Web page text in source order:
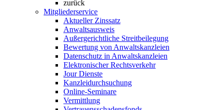
zurück
Mitgliederservice
Aktueller Zinssatz
Anwaltsausweis
Außergerichtliche Streitbeilegung
Bewertung von Anwaltskanzleien
Datenschutz in Anwaltskanzleien
Elektronischer Rechtsverkehr
Jour Dienste
Kanzleidurchsuchung
Online-Seminare
Vermittlung